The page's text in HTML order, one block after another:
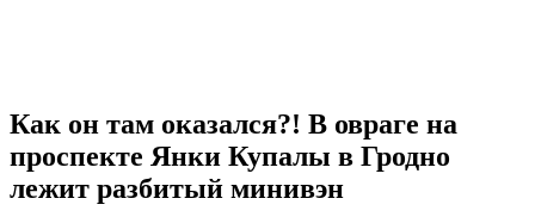
Как он там оказался?! В овраге на
проспекте Янки Купалы в Гродно
лежит разбитый минивэн